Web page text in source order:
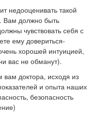
недооценивать такой
Вам должно быть
чувствовать себя с
ему довериться-
хорошей интуицией,
вас не обманут).
доктора, исходя из
и опыта наших
безопасность